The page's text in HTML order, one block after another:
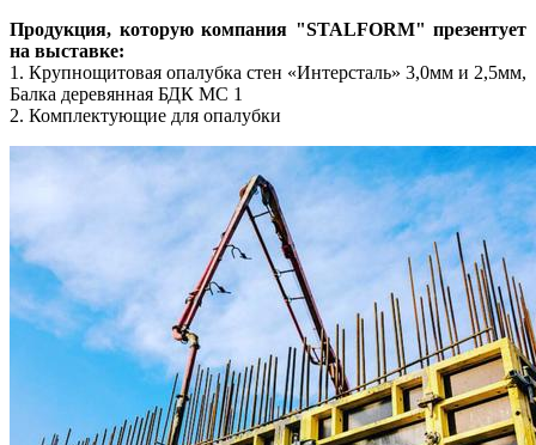
Продукция, которую компания "STALFORM" презентует
на выставке:
1. Крупнощитовая опалубка стен «Интерсталь» 3,0мм и 2,5мм,
Балка деревянная БДК МС 1
2. Комплектующие для опалубки